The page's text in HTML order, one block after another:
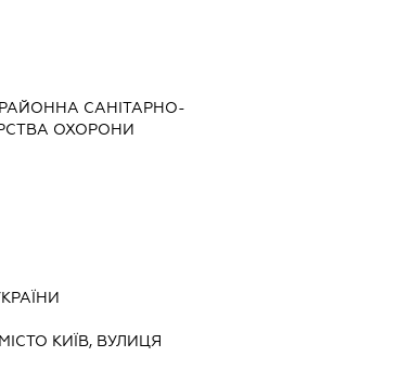
САНІТАРНО-
ОХОРОНИ
КИЇВ, ВУЛИЦЯ